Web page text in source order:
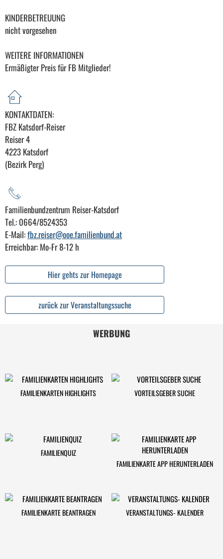
KINDERBETREUUNG
nicht vorgesehen
WEITERE INFORMATIONEN
Ermäßigter Preis für FB Mitglieder!
KONTAKTDATEN:
FBZ Katsdorf-Reiser
Reiser 4
4223 Katsdorf
(Bezirk Perg)
Familienbundzentrum Reiser-Katsdorf
Tel.: 0664/8524353
E-Mail:fbz.reiser@ooe.familienbund.at
Erreichbar: Mo-Fr 8-12 h
Hier gehts zur Homepage
zurück zur Veranstaltungssuche
WERBUNG
FAMILIENKARTEN HIGHLIGHTS VORTEILSGEBER SUCHE
FAMILIENQUIZ
FAMILIENKARTE APP HERUNTERLADEN
FAMILIENKARTE BEANTRAGEN VERANSTALTUNGS- KALENDER